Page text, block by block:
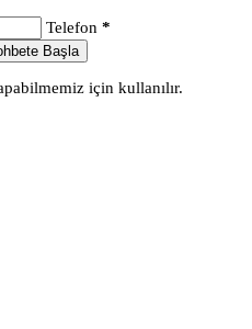
Telefon *
Başla
için kullanılır.